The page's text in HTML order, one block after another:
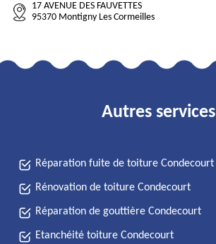
17 AVENUE DES FAUVETTES
95370 Montigny Les Cormeilles
Autres services
Réparation fuite de toiture Condecourt
Rénovation de toiture Condecourt
Réparation de gouttière Condecourt
Etanchéité toiture Condecourt